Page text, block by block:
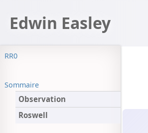
Edwin Easley
RR0
Sommaire
Observation
Roswell